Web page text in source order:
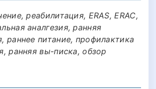
реабилитация, ERAS, ERAC,
аналгезия, ранняя
раннее питание, профилактика
ранняя вы-писка, обзор